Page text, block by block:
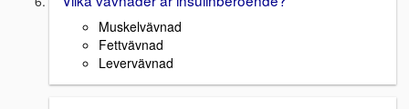
Muskelvävnad
Fettvävnad
Levervävnad